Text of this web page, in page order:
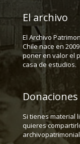
El archivo
El Archivo
Chile nace en
poner en valor el
casa de estudios.
Donaciones
Si tienes material
quieres